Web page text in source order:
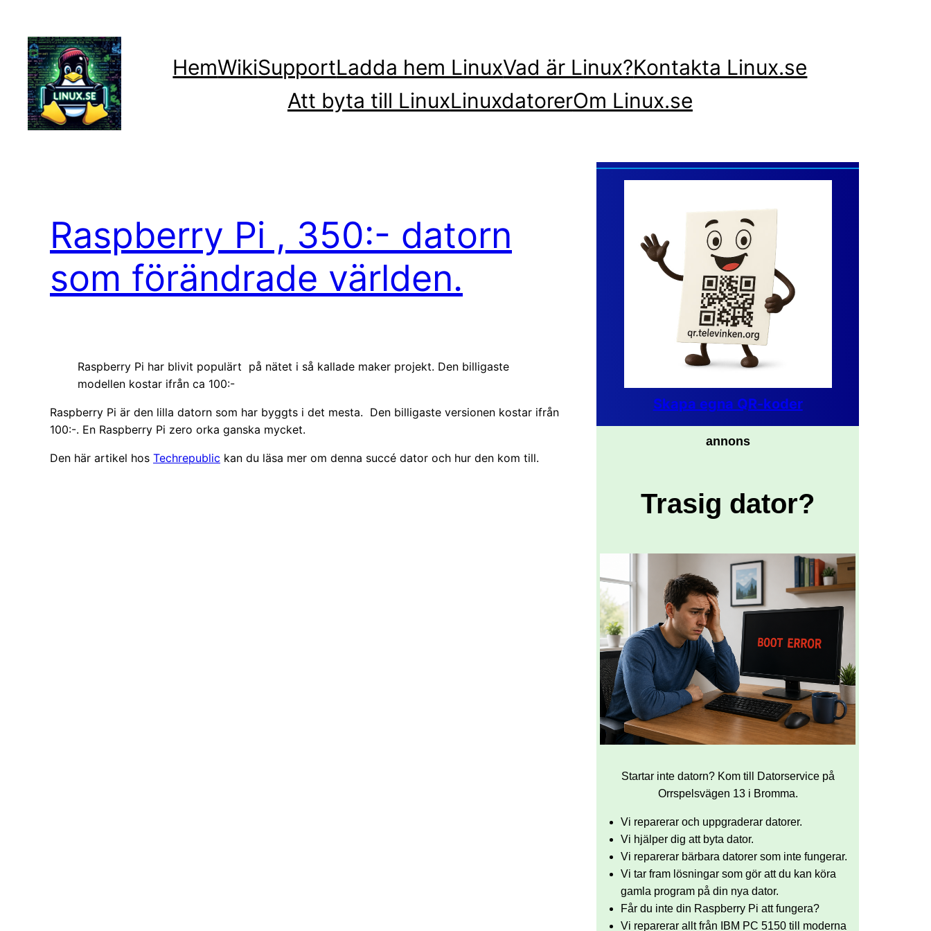
innehåll
HemWikiSupportLadda hem LinuxVad är Linux?Kontakta Linux.se
Att byta till LinuxLinuxdatorerOm Linux.se
Raspberry Pi , 350:- datorn
som förändrade världen.
Raspberry Pi har blivit populärt på nätet i så kallade maker projekt. Den billigaste
modellen kostar ifrån ca 100:-
Raspberry Pi är den lilla datorn som har byggts i det mesta. Den billigaste versionen kostar ifrån
100:-. En Raspberry Pi zero orka ganska mycket.
Den här artikel hos Techrepublic kan du läsa mer om denna succé dator och hur den kom till.
Skapa egna QR-koder
annons
Trasig dator?
Startar inte datorn? Kom till Datorservice på
Orrspelsvägen 13 i Bromma.
Vi reparerar och uppgraderar datorer.
Vi hjälper dig att byta dator.
Vi reparerar bärbara datorer som inte fungerar.
Vi tar fram lösningar som gör att du kan köra
gamla program på din nya dator.
Får du inte din Raspberry Pi att fungera?
Vi reparerar allt från IBM PC 5150 till moderna